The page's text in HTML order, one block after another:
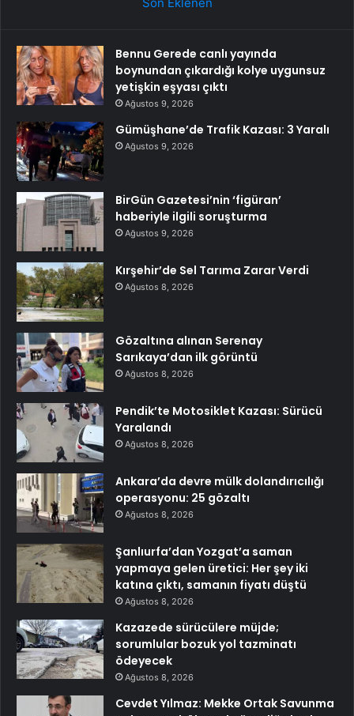
Bennu Gerede canlı yayında
boynundan çıkardığı kolye uygunsuz
yetişkin eşyası çıktı
Ağustos 9, 2026
Gümüşhane’de Trafik Kazası: 3 Yaralı
Ağustos 9, 2026
BirGün Gazetesi’nin ‘figüran’
haberiyle ilgili soruşturma
Ağustos 9, 2026
Kırşehir’de Sel Tarıma Zarar Verdi
Ağustos 8, 2026
Gözaltına alınan Serenay
Sarıkaya’dan ilk görüntü
Ağustos 8, 2026
Pendik’te Motosiklet Kazası: Sürücü
Yaralandı
Ağustos 8, 2026
Ankara’da devre mülk dolandırıcılığı
operasyonu: 25 gözaltı
Ağustos 8, 2026
Şanlıurfa’dan Yozgat’a saman
yapmaya gelen üretici: Her şey iki
katına çıktı, samanın fiyatı düştü
Ağustos 8, 2026
Kazazede sürücülere müjde;
sorumlular bozuk yol tazminatı
ödeyecek
Ağustos 8, 2026
Cevdet Yılmaz: Mekke Ortak Savunma